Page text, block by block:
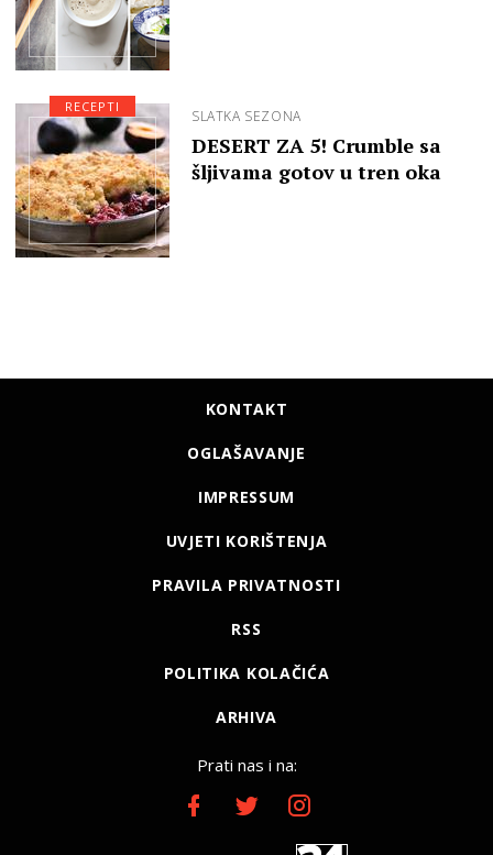
SLATKA SEZONA
DESERT ZA 5! Crumble sa
šljivama gotov u tren oka
RECEPTI
KONTAKT
OGLAŠAVANJE
IMPRESSUM
UVJETI KORIŠTENJA
PRAVILA PRIVATNOSTI
RSS
POLITIKA KOLAČIĆA
ARHIVA
Prati nas i na: